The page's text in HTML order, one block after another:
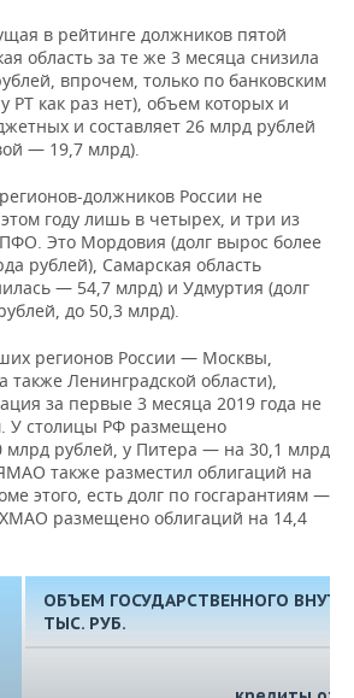
в рейтинге должников пятой
область за те же 3 месяца снизила
впрочем, только по банковским
РТ как раз нет), объем которых и
и составляет 26 млрд рублей
— 19,7 млрд).
должников России не
этом году лишь в четырех, и три из
Это Мордовия (долг вырос более
рублей), Самарская область
— 54,7 млрд) и Удмуртия (долг
до 50,3 млрд).
регионов России — Москвы,
также Ленинградской области),
за первые 3 месяца 2019 года не
У столицы РФ размещено
млрд рублей, у Питера — на 30,1 млрд
также разместил облигаций на
этого, есть долг по госгарантиям —
размещено облигаций на 14,4
ОБЪЕМ ГОСУДАРСТВЕННОГО
ТЫС. РУБ.